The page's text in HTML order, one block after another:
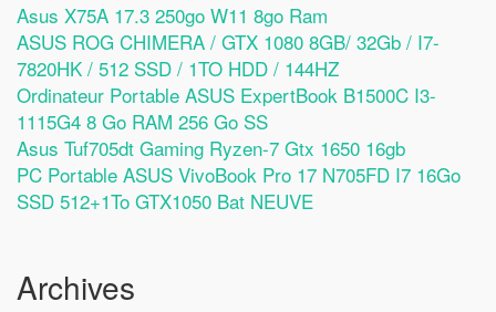
Asus X75A 17.3 250go W11 8go Ram
ASUS ROG CHIMERA / GTX 1080 8GB/ 32Gb / I7-
7820HK / 512 SSD / 1TO HDD / 144HZ
Ordinateur Portable ASUS ExpertBook B1500C I3-
1115G4 8 Go RAM 256 Go SS
Asus Tuf705dt Gaming Ryzen-7 Gtx 1650 16gb
PC Portable ASUS VivoBook Pro 17 N705FD I7 16Go
SSD 512+1To GTX1050 Bat NEUVE
Archives